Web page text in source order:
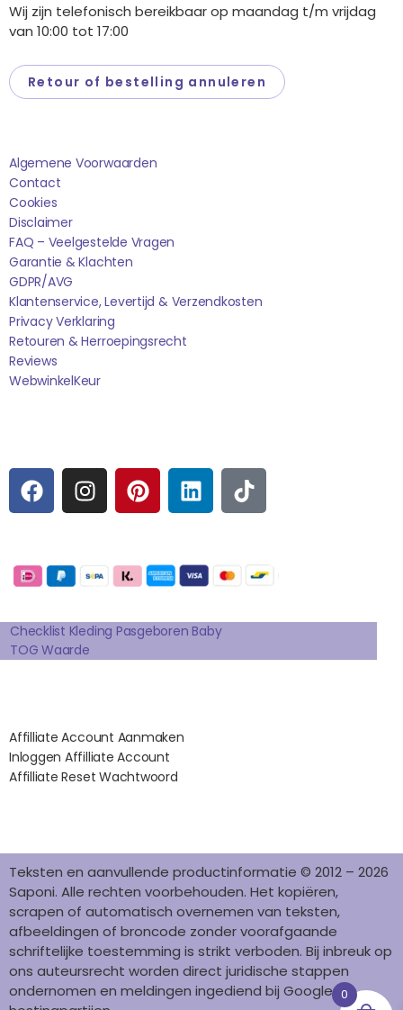
Wij zijn telefonisch bereikbaar op maandag t/m vrijdag
van 10:00 tot 17:00
Retour of bestelling annuleren
Algemene Voorwaarden
Contact
Cookies
Disclaimer
FAQ – Veelgestelde Vragen
Garantie & Klachten
GDPR/AVG
Klantenservice, Levertijd & Verzendkosten
Privacy Verklaring
Retouren & Herroepingsrecht
Reviews
WebwinkelKEur
F
A
C
B
O
O
K
I
N
S
A
R
A
M
P
I
N
E
R
E
S
T
L
I
N
E
D
I
N
T
I
K
O
K
Checklist Kleding Pasgeboren Baby
TOG Waarde
Affilliate Account Aanmaken
Inloggen Affilliate Account
Affilliate Reset Wachtwoord
Teksten en aanvullende productinformatie © 2012 – 2026
Saponi. Alle rechten voorbehouden. Het kopiëren,
scrapen of automatisch overnemen van teksten,
afbeeldingen of broncode zonder voorafgaande
schriftelijke toestemming is strikt verboden. Bij inbreuk op
ons auteursrecht worden direct juridische stappen
ondernomen en meldingen ingediend bij Google en
0